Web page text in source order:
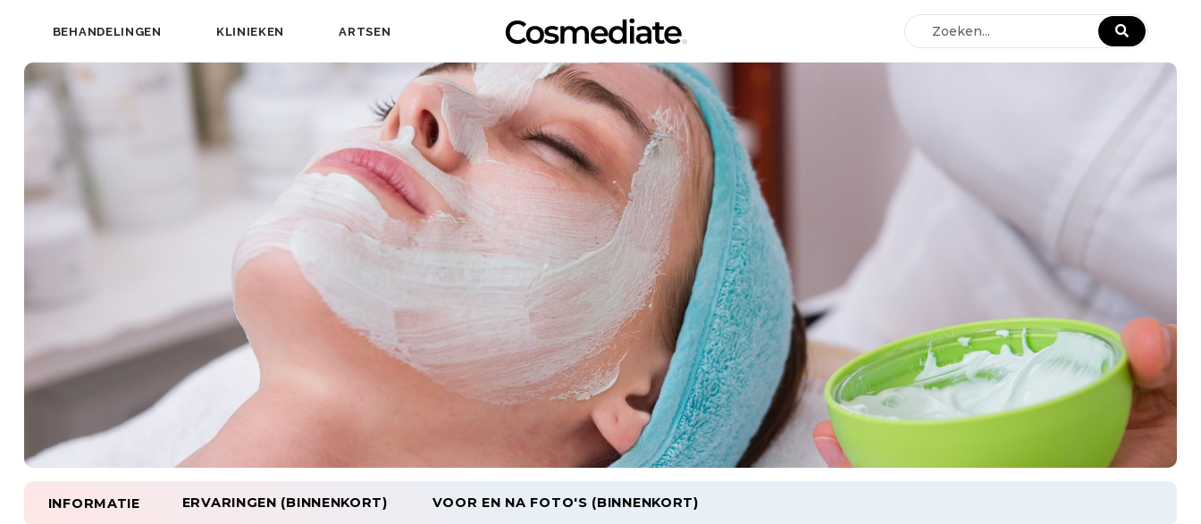
BEHANDELINGEN KLINIEKEN ARTSEN
INFORMATIE ERVARINGEN (BINNENKORT) VOOR EN NA FOTO'S (BINNENKORT)